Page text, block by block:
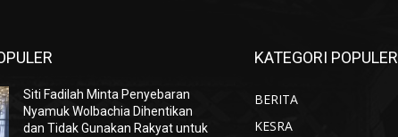
Siti Fadilah Minta Penyebaran
Nyamuk Wolbachia Dihentikan
dan Tidak Gunakan Rakyat untuk
KATEGORI POPULER
BERITA
KESRA